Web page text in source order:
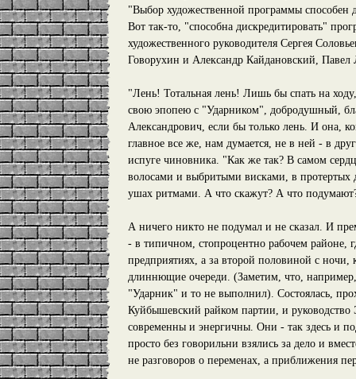
"Выбор художественной программы способен
Вот так-то, "способна дискредитировать"
художественного руководителя Сергея
Говорухин и Александр Кайдановский,
"Лень! Тотальная лень! Лишь бы спать на
свою эпопею с "Ударником", добродушный,
Александрович, если бы только лень. И она,
главное все же, нам думается, не в ней - в
испуге чиновника. "Как же так? В самом
волосами и выбритыми висками, в протертых
ушах ритмами. А что скажут? А что
А ничего никто не подумал и не сказал. И
- в типичном, стопроцентно рабочем районе,
предприятиях, а за второй половиной с ночи,
длиннющие очереди. (Заметим, что,
"Ударник" и то не выполнил). Состоялась,
Куйбышевский райком партии, и руководство
современны и энергичны. Они - так здесь и
просто без говорильни взялись за дело и
не разговоров о переменах, а приближения